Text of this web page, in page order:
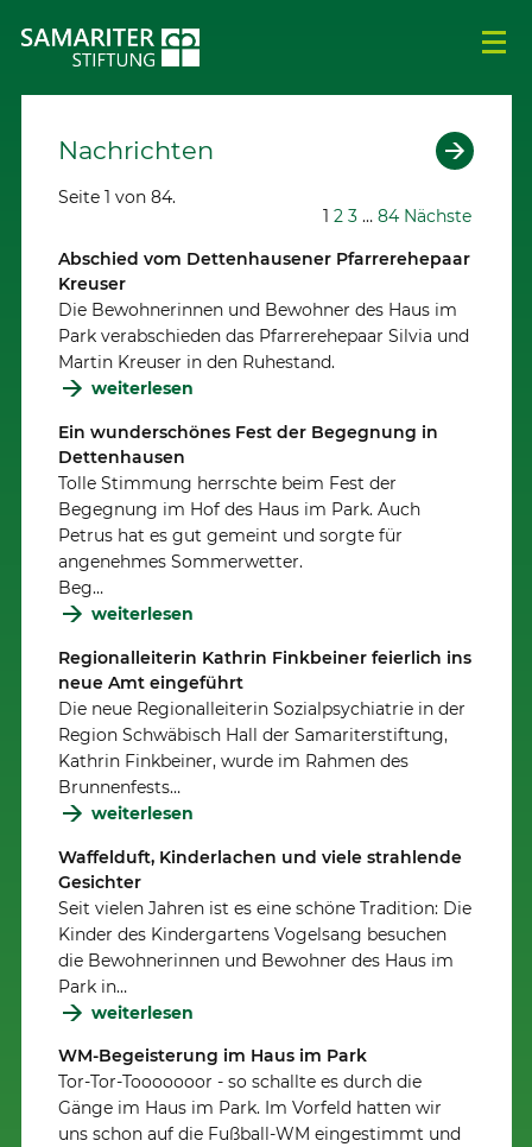
Nachrichten
Seite 1 von 84.
1 2 3 … 84 Nächste
Abschied vom Dettenhausener Pfarrerehepaar
Kreuser
Die Bewohnerinnen und Bewohner des Haus im
Park verabschieden das Pfarrerehepaar Silvia und
Martin Kreuser in den Ruhestand.
weiterlesen
Ein wunderschönes Fest der Begegnung in
Dettenhausen
Tolle Stimmung herrschte beim Fest der
Begegnung im Hof des Haus im Park. Auch
Petrus hat es gut gemeint und sorgte für
angenehmes Sommerwetter.
Beg…
weiterlesen
Regionalleiterin Kathrin Finkbeiner feierlich ins
neue Amt eingeführt
Die neue Regionalleiterin Sozialpsychiatrie in der
Region Schwäbisch Hall der Samariterstiftung,
Kathrin Finkbeiner, wurde im Rahmen des
Brunnenfests…
weiterlesen
Waffelduft, Kinderlachen und viele strahlende
Gesichter
Seit vielen Jahren ist es eine schöne Tradition: Die
Kinder des Kindergartens Vogelsang besuchen
die Bewohnerinnen und Bewohner des Haus im
Park in…
weiterlesen
WM-Begeisterung im Haus im Park
Tor-Tor-Tooooooor - so schallte es durch die
Gänge im Haus im Park. Im Vorfeld hatten wir
uns schon auf die Fußball-WM eingestimmt und